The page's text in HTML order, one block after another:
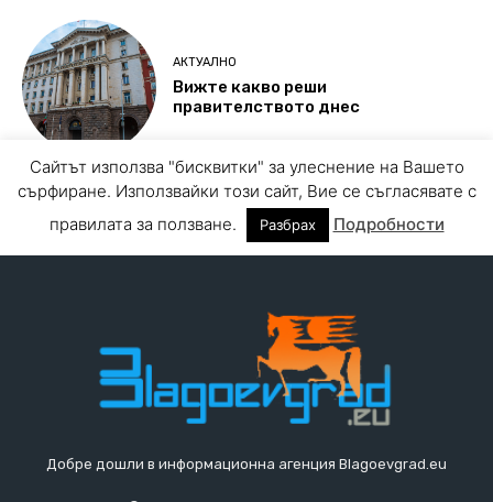
Добре дошли в информационна агенция Blagoevgrad.eu